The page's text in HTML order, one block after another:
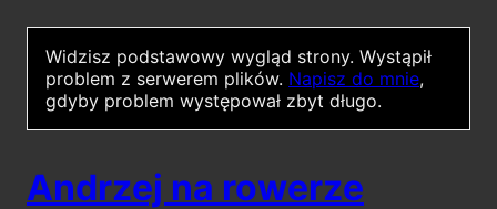
Widzisz podstawowy wygląd strony. Wystąpił
problem z serwerem plików. Napisz do mnie,
gdyby problem występował zbyt długo.
Andrzej na rowerze